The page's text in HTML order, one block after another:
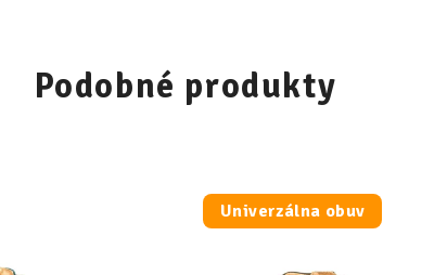
Podobné produkty
Univerzálna obuv